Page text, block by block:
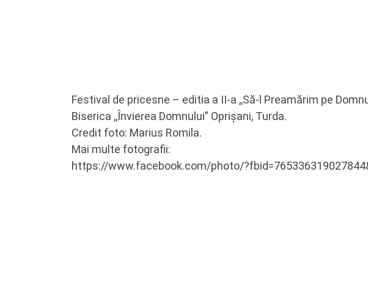
Festival de pricesne – editia a II-a ,,Să-l Preamărim pe
Biserica ,,Învierea Domnului” Oprișani, Turda.
Credit foto: Marius Romila.
Mai multe fotografii:
https://www.facebook.com/photo/